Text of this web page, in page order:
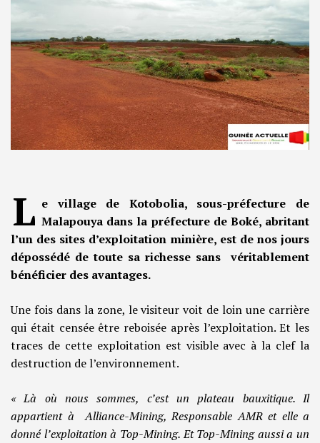
L e village de Kotobolia, sous-préfecture de
Malapouya dans la préfecture de Boké, abritant
l’un des sites d’exploitation minière, est de nos jours
dépossédé de toute sa richesse sans véritablement
bénéficier des avantages.
Une fois dans la zone, le visiteur voit de loin une carrière
qui était censée être reboisée après l’exploitation. Et les
traces de cette exploitation est visible avec à la clef la
destruction de l’environnement.
« Là où nous sommes, c’est un plateau bauxitique. Il
appartient à Alliance-Mining, Responsable AMR et elle a
donné l’exploitation à Top-Mining. Et Top-Mining aussi a un